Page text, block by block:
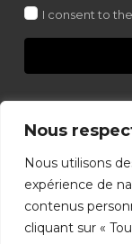
Nous
Nous utilisons
expérience de
contenus
cliquant sur «
I consent to the
Copyright 2026
Immobilier
réservés -